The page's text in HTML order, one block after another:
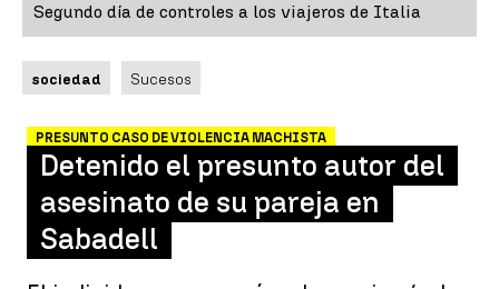
Segundo día de controles a los viajeros de Italia
sociedad Sucesos
PRESUNTO CASO DE VIOLENCIA MACHISTA
Detenido el presunto autor del
asesinato de su pareja en
Sabadell